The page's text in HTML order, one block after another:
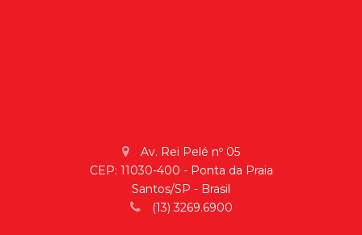
Av. Rei Pelé nº 05
CEP: 11030-400 - Ponta da Praia
Santos/SP - Brasil
(13) 3269.6900